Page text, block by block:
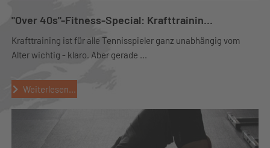
"Over 40s"-Fitness-Special: Krafttrainin...
Krafttraining ist für alle Tennisspieler ganz unabhängig vom
Alter wichtig - klaro. Aber gerade ...
Weiterlesen...